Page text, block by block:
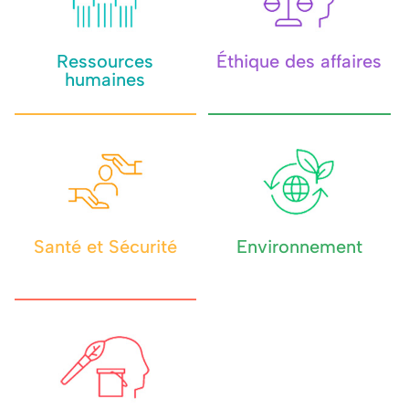
Ressources
humaines
Éthique des affaires
Santé et Sécurité Environnement